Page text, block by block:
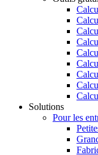
Solutions
Pour les